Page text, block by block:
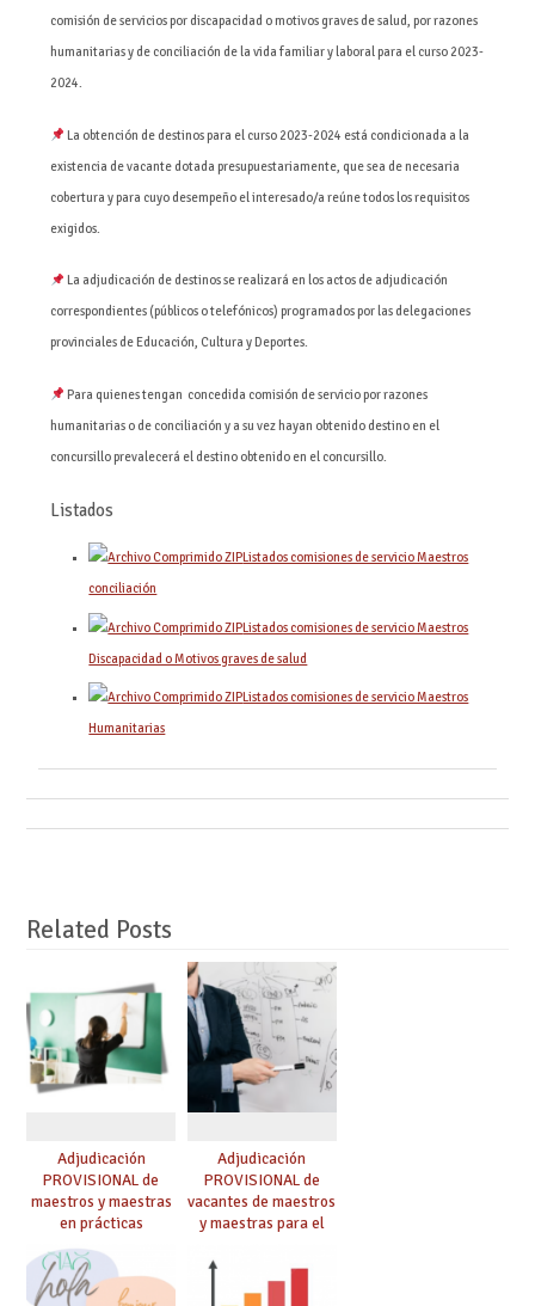
comisión de servicios por discapacidad o motivos graves de salud, por razones
humanitarias y de conciliación de la vida familiar y laboral para el curso 2023-
2024.
La obtención de destinos para el curso 2023-2024 está condicionada a la
existencia de vacante dotada presupuestariamente, que sea de necesaria
cobertura y para cuyo desempeño el interesado/a reúne todos los requisitos
exigidos.
La adjudicación de destinos se realizará en los actos de adjudicación
correspondientes (públicos o telefónicos) programados por las delegaciones
provinciales de Educación, Cultura y Deportes.
Para quienes tengan concedida comisión de servicio por razones
humanitarias o de conciliación y a su vez hayan obtenido destino en el
concursillo prevalecerá el destino obtenido en el concursillo.
Listados
Listados comisiones de servicio Maestros
conciliación
Listados comisiones de servicio Maestros
Discapacidad o Motivos graves de salud
Listados comisiones de servicio Maestros
Humanitarias
Related Posts
Adjudicación
PROVISIONAL de
maestros y maestras
en prácticas
Adjudicación
PROVISIONAL de
vacantes de maestros
y maestras para el